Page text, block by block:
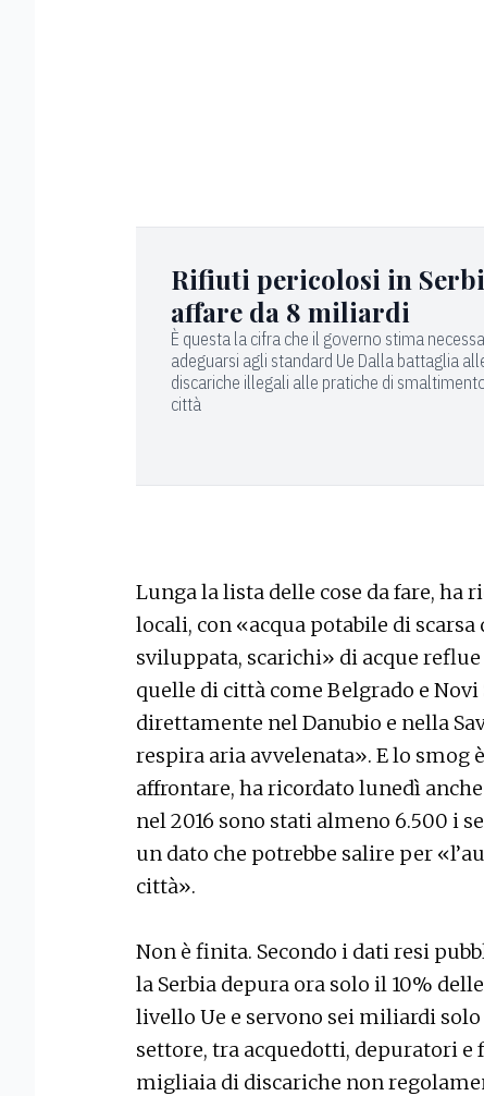
Rifiuti pericolosi in
affare da 8 miliardi
È questa la cifra che il governo stima
adeguarsi agli standard Ue Dalla battaglia
discariche illegali alle pratiche di
città
Lunga la lista delle cose da fare, ha
locali, con «acqua potabile di
sviluppata, scarichi» di acque
quelle di città come Belgrado e Novi
direttamente nel Danubio e nella
respira aria avvelenata». E lo smog
affrontare, ha ricordato lunedì
nel 2016 sono stati almeno 6.500 i
un dato che potrebbe salire per
città».
Non è finita. Secondo i dati resi
la Serbia depura ora solo il 10%
livello Ue e servono sei miliardi
settore, tra acquedotti, depuratori
migliaia di discariche non